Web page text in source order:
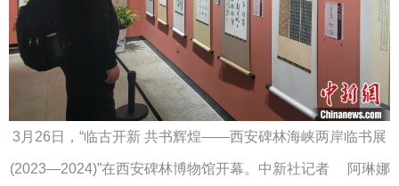
3月26日，“临古开新 共书辉煌——西安碑林海峡两岸临书展
(2023—2024)”在西安碑林博物馆开幕。中新社记者 阿琳娜